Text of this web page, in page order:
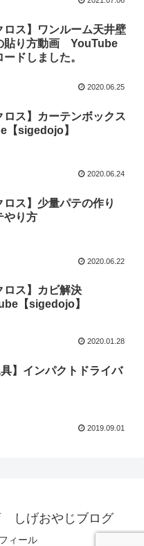
ロス】ワンルーム天井壁
貼り方動画 YouTube
ドしました。
2020.06.25
ロス】カーテンボックス
【sigedojo】
2020.06.24
ロス】少量パテの作り
り方
2020.06.22
ロス】カビ解決
【sigedojo】
2020.01.28
具】インパクトドライバ
2019.09.01
しげおやじブログ
ィール